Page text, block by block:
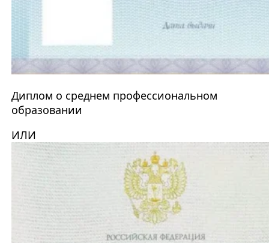
Диплом о среднем профессиональном
образовании
ИЛИ